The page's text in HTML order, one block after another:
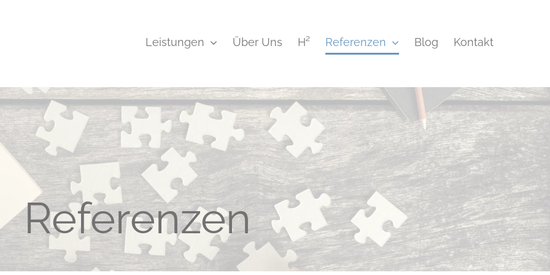
Leistungen
Lufthygiene Überprüfung Planung Messtechnik
Über Uns H² Referenzen Blog Kontakt
Referenzen